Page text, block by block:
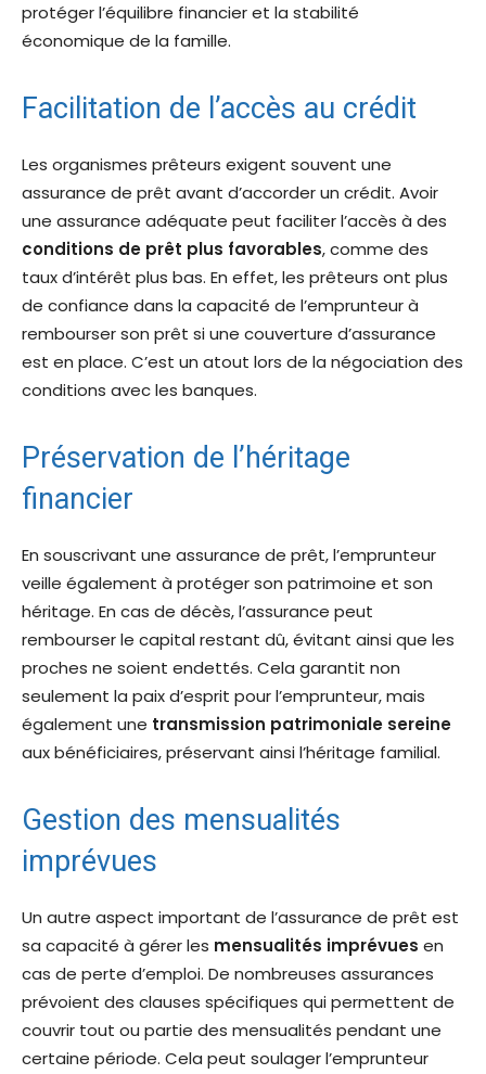
protéger l’équilibre financier et la stabilité
économique de la famille.
Facilitation de l’accès au crédit
Les organismes prêteurs exigent souvent une
assurance de prêt avant d’accorder un crédit. Avoir
une assurance adéquate peut faciliter l’accès à des
conditions de prêt plus favorables, comme des
taux d’intérêt plus bas. En effet, les prêteurs ont plus
de confiance dans la capacité de l’emprunteur à
rembourser son prêt si une couverture d’assurance
est en place. C’est un atout lors de la négociation des
conditions avec les banques.
Préservation de l’héritage
financier
En souscrivant une assurance de prêt, l’emprunteur
veille également à protéger son patrimoine et son
héritage. En cas de décès, l’assurance peut
rembourser le capital restant dû, évitant ainsi que les
proches ne soient endettés. Cela garantit non
seulement la paix d’esprit pour l’emprunteur, mais
également une transmission patrimoniale sereine
aux bénéficiaires, préservant ainsi l’héritage familial.
Gestion des mensualités
imprévues
Un autre aspect important de l’assurance de prêt est
sa capacité à gérer les mensualités imprévues en
cas de perte d’emploi. De nombreuses assurances
prévoient des clauses spécifiques qui permettent de
couvrir tout ou partie des mensualités pendant une
certaine période. Cela peut soulager l’emprunteur